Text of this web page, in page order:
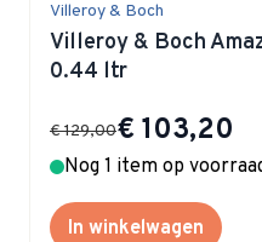
Villeroy & Boch
Villeroy & Boch
0.44 ltr
Special Price
€ 103,20
€ 129,00
Nog 1 item op
In winkelwagen